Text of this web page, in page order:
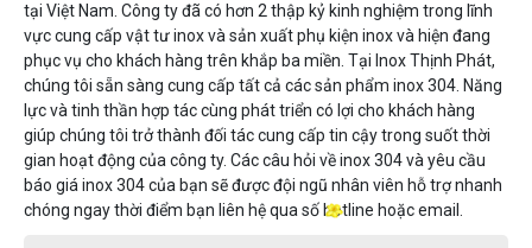
tại Việt Nam. Công ty đã có hơn 2 thập kỷ kinh nghiệm trong lĩnh
vực cung cấp vật tư inox và sản xuất phụ kiện inox và hiện đang
phục vụ cho khách hàng trên khắp ba miền. Tại Inox Thịnh Phát,
chúng tôi sẵn sàng cung cấp tất cả các sản phẩm inox 304. Năng
lực và tinh thần hợp tác cùng phát triển có lợi cho khách hàng
giúp chúng tôi trở thành đối tác cung cấp tin cậy trong suốt thời
gian hoạt động của công ty. Các câu hỏi về inox 304 và yêu cầu
báo giá inox 304 của bạn sẽ được đội ngũ nhân viên hỗ trợ nhanh
chóng ngay thời điểm bạn liên hệ qua số hotline hoặc email.